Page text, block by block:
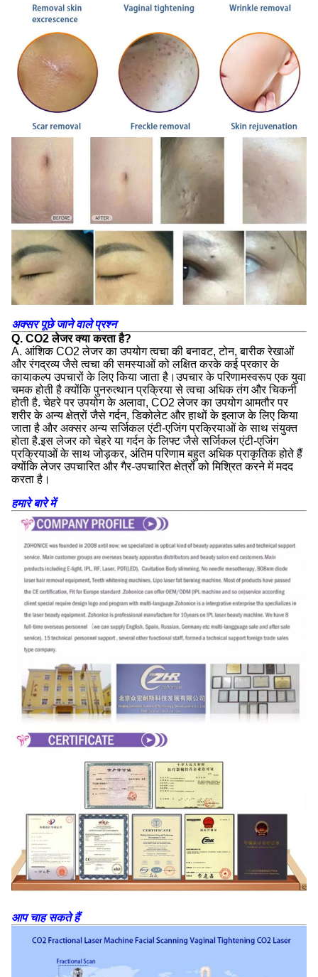
अक्सर पूछे जाने वाले प्रश्न
Q. CO2 लेजर क्या करता है?
A. आंशिक CO2 लेजर का उपयोग त्वचा की बनावट, टोन, बारीक रेखाओं
और रंगद्रव्य जैसे त्वचा की समस्याओं को लक्षित करके कई प्रकार के
कायाकल्प उपचारों के लिए किया जाता है।उपचार के परिणामस्वरूप एक युवा
चमक होती है क्योंकि पुनरुत्थान प्रक्रिया से त्वचा अधिक तंग और चिकनी
होती है. चेहरे पर उपयोग के अलावा, CO2 लेजर का उपयोग आमतौर पर
शरीर के अन्य क्षेत्रों जैसे गर्दन, डिकोलेट और हाथों के इलाज के लिए किया
जाता है और अक्सर अन्य सर्जिकल एंटी-एजिंग प्रक्रियाओं के साथ संयुक्त
होता है.इस लेजर को चेहरे या गर्दन के लिफ्ट जैसे सर्जिकल एंटी-एजिंग
प्रक्रियाओं के साथ जोड़कर, अंतिम परिणाम बहुत अधिक प्राकृतिक होते हैं
क्योंकि लेजर उपचारित और गैर-उपचारित क्षेत्रों को मिश्रित करने में मदद
करता है।
हमारे बारे में
आप चाह सकते हैं